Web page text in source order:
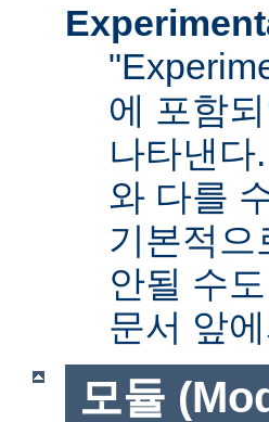
에 포함
나타낸다
와 다를
기본적으
안될 수
문서 앞
모듈